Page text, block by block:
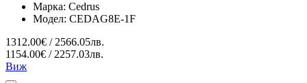
Марка: Cedrus
Модел: CEDAG8E-1F
1312.00€ / 2566.05лв.
1154.00€ / 2257.03лв.
Виж